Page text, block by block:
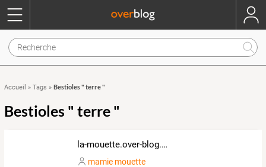
Accueil » Tags » Bestioles " terre "
Bestioles " terre "
la-mouette.over-blog.net
mamie mouette